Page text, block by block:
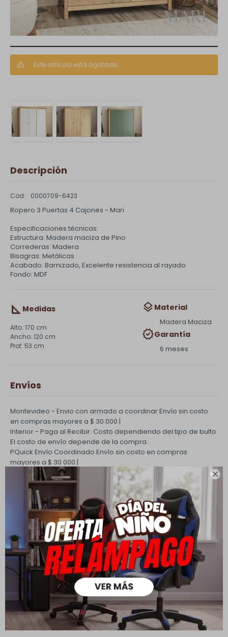

Este artículo está agotado.
Descripción
0000709-6423
Ropero 3 Puertas 4 Cajones - Mari
Especificaciones técnicas:
Estructura: Madera maciza de Pino
Correderas: Madera
Bisagras: Metálicas
Acabado: Barnizado, Excelente resistencia al rayado
Fondo: MDF
Medidas
170 cm
120 cm
53 cm
Material
Madera Maciza
Garantía
6 meses
Envíos
Montevideo - Envio con armado a coordinarEnvío sin costo
en compras mayores a $ 30.000 |
Interior - Paga al Recibir: Costo dependiendo del tipo de bulto
El costo de envío depende de la compra.
PQuick Envío Coordinado Envío sin costo en compras
mayores a $ 30.000 |
Cambios y Devoluciones
Todas las compras realizadas tienen un plazo de 5 días para
su cambio.
Ver mas
Medios de pago